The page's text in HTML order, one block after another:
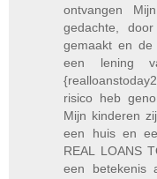
ontvangen
gedachte,
gemaakt en de
een lening
risico heb
Mijn kinderen
een huis en
REAL LOANS
een betekenis